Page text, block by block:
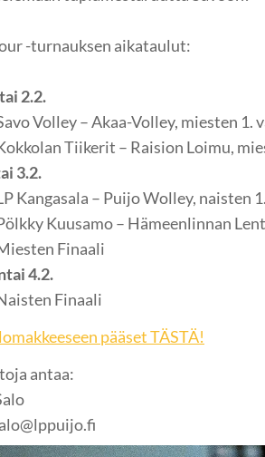
-turnauksen aikataulut:
2.2.
Volley – Akaa-Volley, miesten 1.
Tiikerit – Raision Loimu,
3.2.
Kangasala – Puijo Wolley, naisten
Kuusamo – Hämeenlinnan
Finaali
4.2.
Finaali
pääset TÄSTÄ!
antaa: